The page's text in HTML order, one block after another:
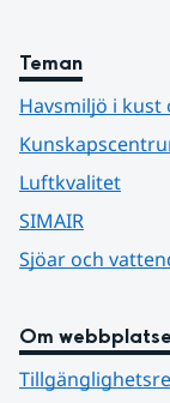
Teman
Havsmiljö i kust
Luftkvalitet
SIMAIR
Sjöar och
Om